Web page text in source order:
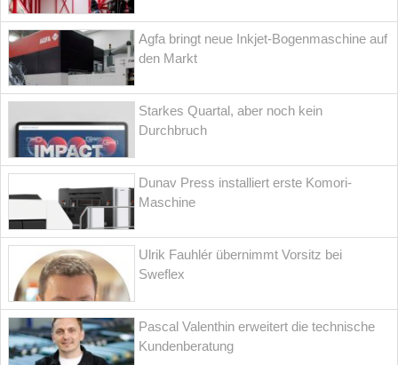
Agfa bringt neue Inkjet-Bogenmaschine auf
den Markt
Starkes Quartal, aber noch kein
Durchbruch
Dunav Press installiert erste Komori-
Maschine
Ulrik Fauhlér übernimmt Vorsitz bei
Sweflex
Pascal Valenthin erweitert die technische
Kundenberatung